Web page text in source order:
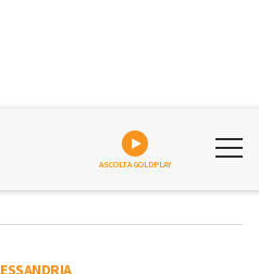
ASCOLTA GOLDPLAY